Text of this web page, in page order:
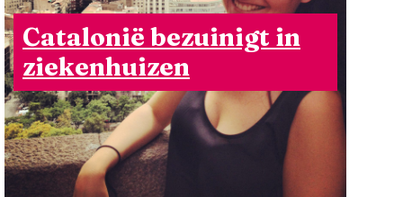
Catalonië bezuinigt in
ziekenhuizen